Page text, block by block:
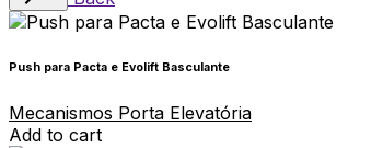
Push para Pacta e Evolift Basculante
Mecanismos Porta Elevatória
Add to cart